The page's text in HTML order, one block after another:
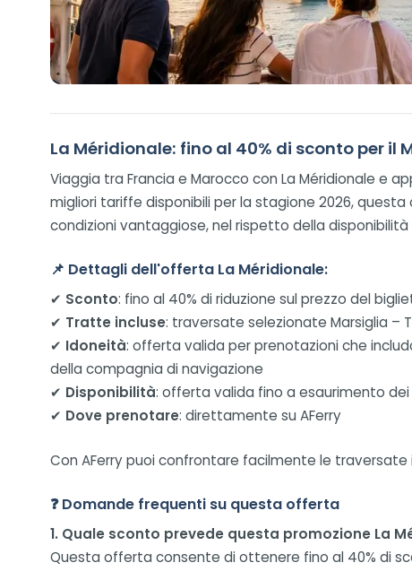
La Méridionale: fino al 40% di sconto per il
Viaggia tra Francia e Marocco con La Méridionale e
migliori tariffe disponibili per la stagione 2026,
condizioni vantaggiose, nel rispetto della
📌 Dettagli dell'offerta La Méridionale:
✔ Sconto: fino al 40% di riduzione sul prezzo del
✔ Tratte incluse: traversate selezionate Marsiglia –
✔ Idoneità: offerta valida per prenotazioni che
della compagnia di navigazione
✔ Disponibilità: offerta valida fino a esaurimento dei
✔ Dove prenotare: direttamente su AFerry
Con AFerry puoi confrontare facilmente le
❓ Domande frequenti su questa offerta
1. Quale sconto prevede questa promozione La
Questa offerta consente di ottenere fino al 40% di